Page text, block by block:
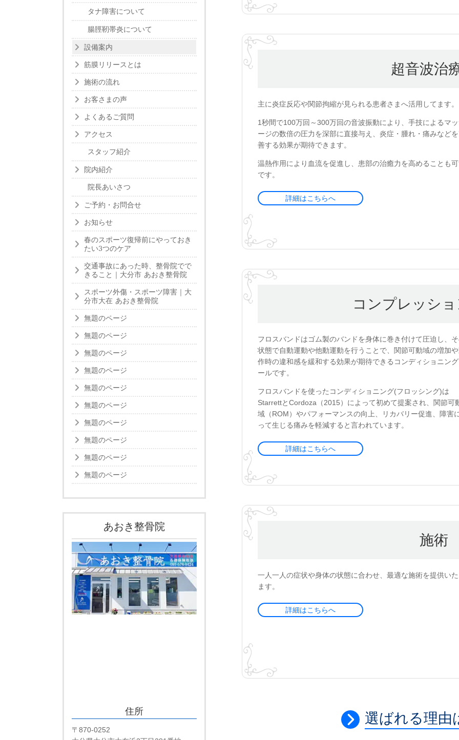
超音波治
主に炎症反応や関節拘縮が見られる患者さまへ活用してます。
1秒間で100万回～300万回の音波振動により、手技によるマ
ージの数倍の圧力を深部に直接与え、炎症・腫れ・痛みなど
善する効果が期待できます。
温熱作用により血流を促進し、患部の治癒力を高めることも
です。
詳細はこちらへ
コンプレッシ
フロスバンドはゴム製のバンドを身体に巻き付けて圧迫し、
状態で自動運動や他動運動を行うことで、関節可動域の増加
作時の違和感を緩和する効果が期待できるコンディショニン
ールです。
フロスバンドを使ったコンディショニング(フロッシング)は
StarrettとCordoza（2015）によって初めて提案され、関節可
域（ROM）やパフォーマンスの向上、リカバリー促進、障害
って生じる痛みを軽減すると言われています。
詳細はこちらへ
施術
一人一人の症状や身体の状態に合わせ、最適な施術を提供い
ます。
詳細はこちらへ
選ばれる理由
タナ障害について
腸脛靭帯炎について
設備案内
筋膜リリースとは
施術の流れ
お客さまの声
よくあるご質問
アクセス
スタッフ紹介
院内紹介
院長あいさつ
ご予約・お問合せ
お知らせ
春のスポーツ復帰前にやっておき
たい3つのケア
交通事故にあった時、整骨院でで
きること｜大分市 あおき整骨院
スポーツ外傷・スポーツ障害｜大
分市大在 あおき整骨院
無題のページ
無題のページ
無題のページ
無題のページ
無題のページ
無題のページ
無題のページ
無題のページ
無題のページ
無題のページ
あおき整骨院
住所
〒870-0252